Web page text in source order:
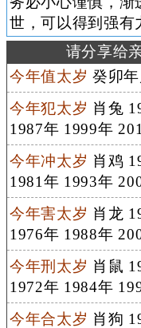
世，可以得到强有
请分享给
今年值太岁 癸卯
今年犯太岁 肖兔
1987年 1999年
今年冲太岁 肖鸡
1981年 1993年
今年害太岁 肖龙
1976年 1988年
今年刑太岁 肖鼠
1972年 1984年
今年合太岁 肖狗